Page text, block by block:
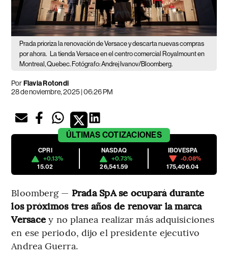
Prada prioriza la renovación de Versace y descarta nuevas compras
por ahora. La tienda Versace en el centro comercial Royalmount en
Montreal, Quebec. Fotógrafo: Andrej Ivanov/Bloomberg.
PorFlavia Rotondi
28 de noviembre, 2025 | 06:26 PM
ÚLTIMAS COTIZACIONES
CPRI
+0.13%
15.02
NASDAQ
+0.73%
26,541.59
IBOVESPA
-0.08%
175,406.04
Bloomberg — Prada SpA se ocupará durante
los próximos tres años de renovar la marca
Versacey no planea realizar más adquisiciones
en ese periodo, dijo el presidente ejecutivo
Andrea Guerra.